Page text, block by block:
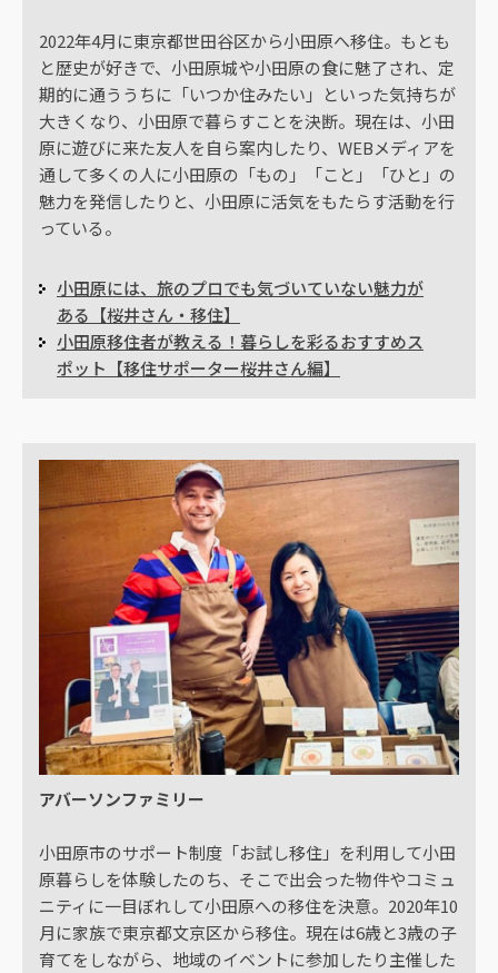
2022年4月に東京都世田谷区から小田原へ移住。もとも
と歴史が好きで、小田原城や小田原の食に魅了され、定
期的に通ううちに「いつか住みたい」といった気持ちが
大きくなり、小田原で暮らすことを決断。現在は、小田
原に遊びに来た友人を自ら案内したり、WEBメディアを
通して多くの人に小田原の「もの」「こと」「ひと」の
魅力を発信したりと、小田原に活気をもたらす活動を行
っている。
小田原には、旅のプロでも気づいていない魅力が
ある【桜井さん・移住】
小田原移住者が教える！暮らしを彩るおすすめス
ポット【移住サポーター桜井さん編】
アバーソンファミリー
小田原市のサポート制度「お試し移住」を利用して小田
原暮らしを体験したのち、そこで出会った物件やコミュ
ニティに一目ぼれして小田原への移住を決意。2020年10
月に家族で東京都文京区から移住。現在は6歳と3歳の子
育てをしながら、地域のイベントに参加したり主催した